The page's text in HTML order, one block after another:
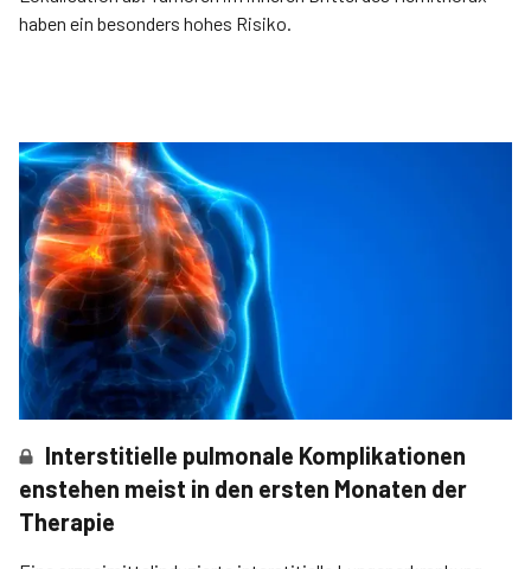
haben ein besonders hohes Risiko.
Interstitielle pulmonale Komplikationen
enstehen meist in den ersten Monaten der
Therapie